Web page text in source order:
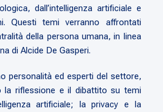
dall’intelligenza artificiale e
Questi temi verranno affrontati
della persona umana, in linea
di Alcide De Gasperi.
personalità ed esperti del settore,
la riflessione e il dibattito su temi
artificiale; la privacy e la